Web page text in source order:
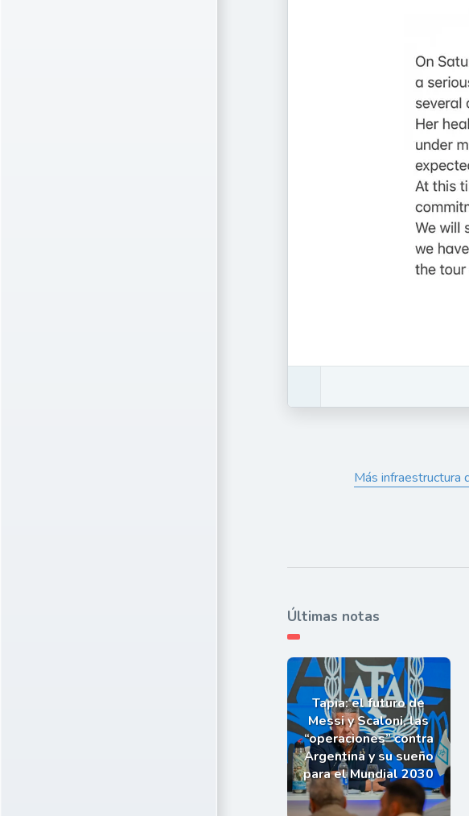
Más infraestructura
Últimas notas
Tapia: el futuro de
Messi y Scaloni, las
“operaciones” contra
Argentina y su sueño
para el Mundial 2030